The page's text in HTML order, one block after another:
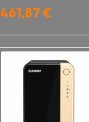
461,87 €